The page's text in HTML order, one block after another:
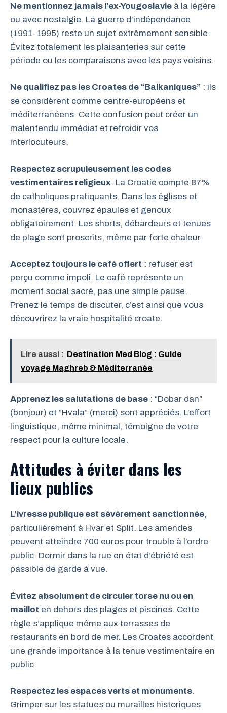
Ne mentionnez jamais l’ex-Yougoslavie à la légère
ou avec nostalgie. La guerre d’indépendance
(1991-1995) reste un sujet extrêmement sensible.
Évitez totalement les plaisanteries sur cette
période ou les comparaisons avec les pays voisins.
Ne qualifiez pas les Croates de “Balkaniques” : ils
se considèrent comme centre-européens et
méditerranéens. Cette confusion peut créer un
malentendu immédiat et refroidir vos
interlocuteurs.
Respectez scrupuleusement les codes
vestimentaires religieux. La Croatie compte 87%
de catholiques pratiquants. Dans les églises et
monastères, couvrez épaules et genoux
obligatoirement. Les shorts, débardeurs et tenues
de plage sont proscrits, même par forte chaleur.
Acceptez toujours le café offert : refuser est
perçu comme impoli. Le café représente un
moment social sacré, pas une simple pause.
Prenez le temps de discuter, c’est ainsi que vous
découvrirez la vraie hospitalité croate.
Lire aussi : Destination Med Blog : Guide
voyage Maghreb & Méditerranée
Apprenez les salutations de base : “Dobar dan”
(bonjour) et “Hvala” (merci) sont appréciés. L’effort
linguistique, même minimal, témoigne de votre
respect pour la culture locale.
Attitudes à éviter dans les
lieux publics
L’ivresse publique est sévèrement sanctionnée,
particulièrement à Hvar et Split. Les amendes
peuvent atteindre 700 euros pour trouble à l’ordre
public. Dormir dans la rue en état d’ébriété est
passible de garde à vue.
Évitez absolument de circuler torse nu ou en
maillot en dehors des plages et piscines. Cette
règle s’applique même aux terrasses de
restaurants en bord de mer. Les Croates accordent
une grande importance à la tenue vestimentaire en
public.
Respectez les espaces verts et monuments.
Grimper sur les statues ou murailles historiques